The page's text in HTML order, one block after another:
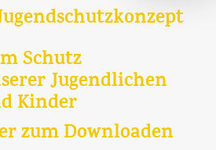
Schutz
Jugendlichen
Kinder
zum Downloaden